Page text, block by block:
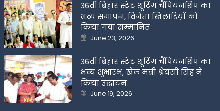
36वीं बिहार स्टेट शूटिंग चैंपियनशिप का
भव्य समापन, विजेता खिलाडिय़ों को
किया गया सम्मानित
Posted
on
June 23, 2026
36वीं बिहार स्टेट शूटिंग चैंपियनशिप का
भव्य शुभारंभ, खेल मंत्री श्रेयसी सिंह ने
किया उद्घाटन
Posted
on
June 19, 2026